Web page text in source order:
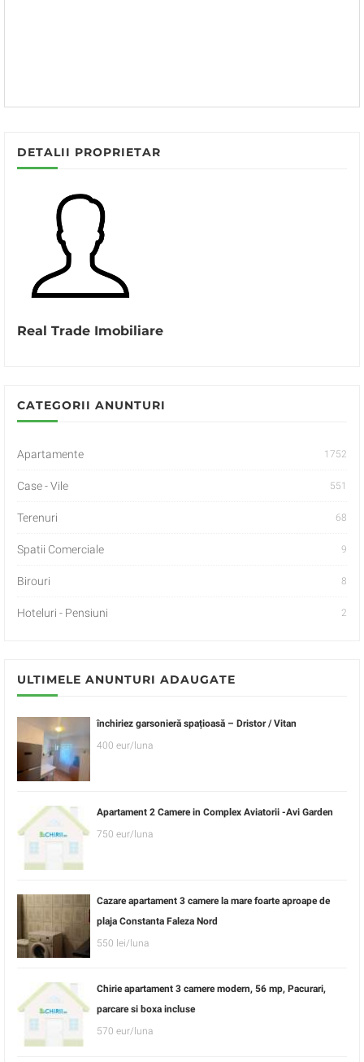
DETALII PROPRIETAR
Real Trade Imobiliare
CATEGORII ANUNTURI
Apartamente 1752
Case - Vile 551
Terenuri 68
Spatii Comerciale 9
Birouri 8
Hoteluri - Pensiuni 2
ULTIMELE ANUNTURI ADAUGATE
închiriez garsonieră spațioasă – Dristor / Vitan
400 eur/luna
Apartament 2 Camere in Complex Aviatorii -Avi Garden
750 eur/luna
Cazare apartament 3 camere la mare foarte aproape de
plaja Constanta Faleza Nord
550 lei/luna
Chirie apartament 3 camere modern, 56 mp, Pacurari,
parcare si boxa incluse
570 eur/luna